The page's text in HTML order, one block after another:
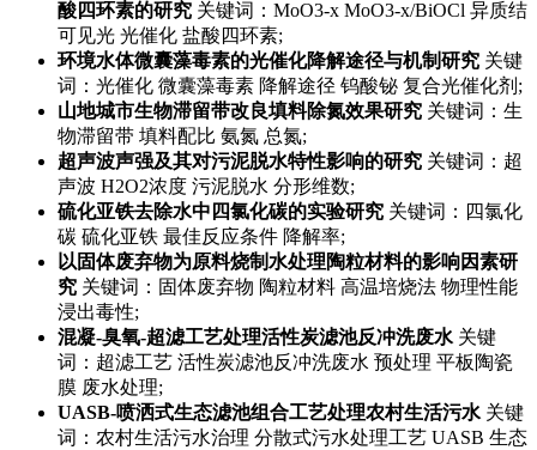
酸四环素的研究 关键词：MoO3-x MoO3-x/BiOCl 异质结
可见光 光催化 盐酸四环素;
环境水体微囊藻毒素的光催化降解途径与机制研究 关键
词：光催化 微囊藻毒素 降解途径 钨酸铋 复合光催化剂;
山地城市生物滞留带改良填料除氮效果研究 关键词：生
物滞留带 填料配比 氨氮 总氮;
超声波声强及其对污泥脱水特性影响的研究 关键词：超
声波 H2O2浓度 污泥脱水 分形维数;
硫化亚铁去除水中四氯化碳的实验研究 关键词：四氯化
碳 硫化亚铁 最佳反应条件 降解率;
以固体废弃物为原料烧制水处理陶粒材料的影响因素研
究 关键词：固体废弃物 陶粒材料 高温培烧法 物理性能
浸出毒性;
混凝-臭氧-超滤工艺处理活性炭滤池反冲洗废水 关键
词：超滤工艺 活性炭滤池反冲洗废水 预处理 平板陶瓷
膜 废水处理;
UASB-喷洒式生态滤池组合工艺处理农村生活污水 关键
词：农村生活污水治理 分散式污水处理工艺 UASB 生态